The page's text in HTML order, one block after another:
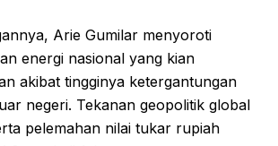
Arie Gumilar menyoroti
energi nasional yang kian
akibat tingginya ketergantungan
negeri. Tekanan geopolitik global
pelemahan nilai tukar rupiah